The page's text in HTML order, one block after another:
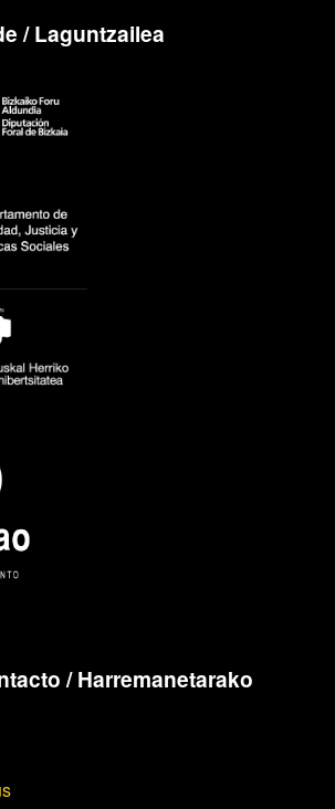
/ Laguntzailea
/ Harremanetarako